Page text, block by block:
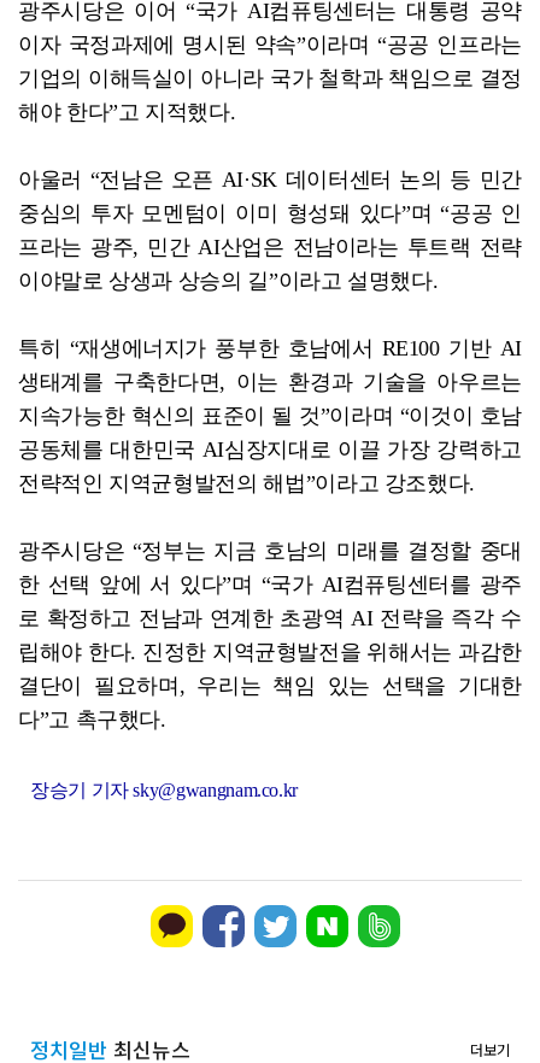
광주시당은 이어 “국가 AI컴퓨팅센터는 대통령 공약
이자 국정과제에 명시된 약속”이라며 “공공 인프라는
기업의 이해득실이 아니라 국가 철학과 책임으로 결정
해야 한다”고 지적했다.
아울러 “전남은 오픈 AI·SK 데이터센터 논의 등 민간
중심의 투자 모멘텀이 이미 형성돼 있다”며 “공공 인
프라는 광주, 민간 AI산업은 전남이라는 투트랙 전략
이야말로 상생과 상승의 길”이라고 설명했다.
특히 “재생에너지가 풍부한 호남에서 RE100 기반 AI
생태계를 구축한다면, 이는 환경과 기술을 아우르는
지속가능한 혁신의 표준이 될 것”이라며 “이것이 호남
공동체를 대한민국 AI심장지대로 이끌 가장 강력하고
전략적인 지역균형발전의 해법”이라고 강조했다.
광주시당은 “정부는 지금 호남의 미래를 결정할 중대
한 선택 앞에 서 있다”며 “국가 AI컴퓨팅센터를 광주
로 확정하고 전남과 연계한 초광역 AI 전략을 즉각 수
립해야 한다. 진정한 지역균형발전을 위해서는 과감한
결단이 필요하며, 우리는 책임 있는 선택을 기대한
다”고 촉구했다.
장승기 기자 sky@gwangnam.co.kr
정치일반 최신뉴스 더보기